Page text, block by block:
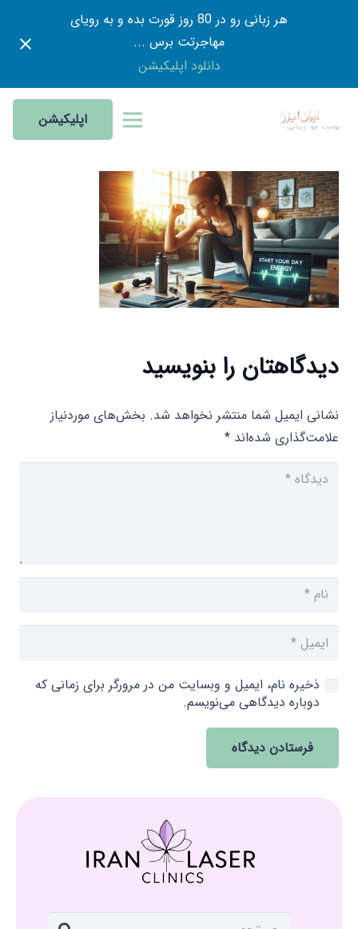
هر زبانی رو در 80 روز قورت بده و به رویای
مهاجرتت برس ...
دانلود اپلیکیشن
اپلیکیشن
دیدگاهتان را بنویسید
نشانی ایمیل شما منتشر نخواهد شد. بخش‌های موردنیاز
علامت‌گذاری شده‌اند *
ذخیره نام، ایمیل و وبسایت من در مرورگر برای زمانی که
دوباره دیدگاهی می‌نویسم.
فرستادن دیدگاه